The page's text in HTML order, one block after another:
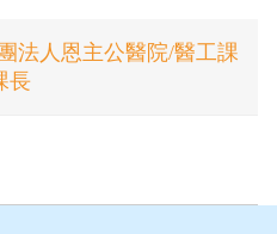
法人恩主公醫院/醫工課
長